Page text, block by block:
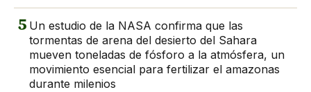
5 Un estudio de la NASA confirma que las
tormentas de arena del desierto del Sahara
mueven toneladas de fósforo a la atmósfera, un
movimiento esencial para fertilizar el amazonas
durante milenios